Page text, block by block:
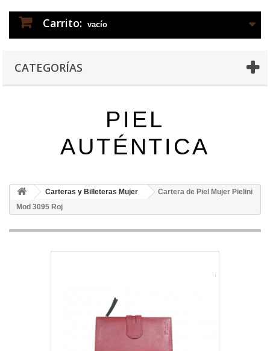
Carrito: vacío
CATEGORÍAS
PIEL
AUTÉNTICA
Carteras y Billeteras Mujer
Cartera de Piel Mujer Pielini
Mod 3095 Roj